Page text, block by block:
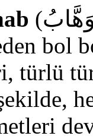
(اَلْوَهَّابُ): Hibe eden, karşılıksız veren, karşılık
bol
türlü